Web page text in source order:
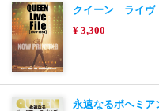
クイーン ライヴ
¥ 3,300
永遠なるボヘミア